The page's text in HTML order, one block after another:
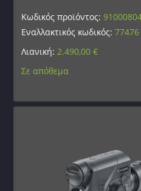
Κωδικός προϊόντος:
Εναλλακτικός κωδικός:77476
Λιανική:2.490,00€
Σε απόθεμα